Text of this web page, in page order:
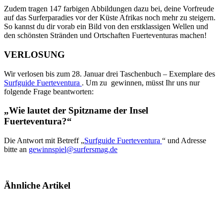
Zudem tragen 147 farbigen Abbildungen dazu bei, deine Vorfreude
auf das Surferparadies vor der Küste Afrikas noch mehr zu steigern.
So kannst du dir vorab ein Bild von den erstklassigen Wellen und
den schönsten Stränden und Ortschaften Fuerteventuras machen!
VERLOSUNG
Wir verlosen bis zum 28. Januar drei Taschenbuch – Exemplare des
Surfguide Fuerteventura . Um zu gewinnen, müsst Ihr uns nur
folgende Frage beantworten:
„Wie lautet der Spitzname der Insel
Fuerteventura?“
Die Antwort mit Betreff „Surfguide Fuerteventura “ und Adresse
bitte an gewinnspiel@surfersmag.de
Ähnliche Artikel